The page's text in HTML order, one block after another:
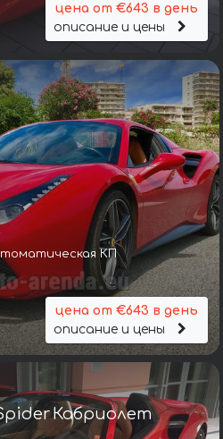
цена от €643 в день
описание и цены
КП
цена от €643 в день
описание и цены
Кабриолет